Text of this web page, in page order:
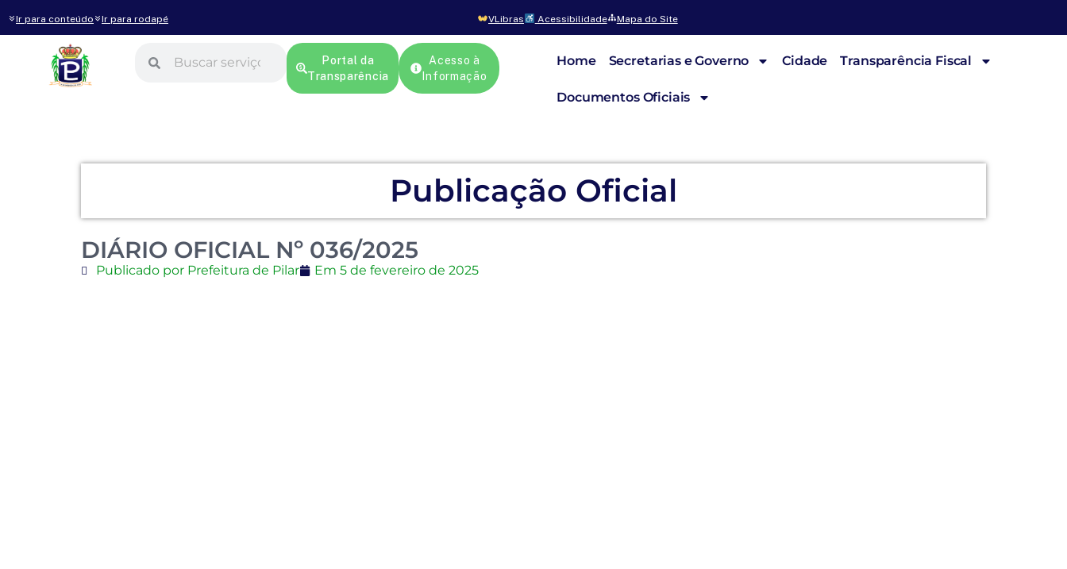
Ir para conteúdo Ir para rodapé VLibras Acessibilidade Mapa do Site
Portal da
Transparência
Acesso à
Informação
Home Secretarias e Governo Cidade Transparência Fiscal
Documentos Oficiais
Publicação Oficial
DIÁRIO OFICIAL Nº 036/2025
Publicado por Prefeitura de Pilar Em 5 de fevereiro de 2025